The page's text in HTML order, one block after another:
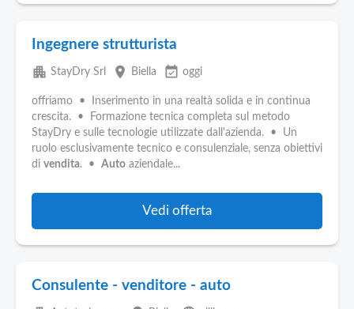
Ingegnere strutturista
apartment StayDry Srl place Biella event_available oggi
offriamo • Inserimento in una realtà solida e in continua
crescita. • Formazione tecnica completa sul metodo
StayDry e sulle tecnologie utilizzate dall'azienda. • Un
ruolo esclusivamente tecnico e consulenziale, senza obiettivi
di vendita. • Auto aziendale...
Vedi offerta
Consulente - venditore - auto